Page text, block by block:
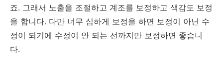
죠. 그래서 노출을 조절하고 계조를 보정하고 색감도 보정
을 합니다. 다만 너무 심하게 보정을 하면 보정이 아닌 수
정이 되기에 수정이 안 되는 선까지만 보정하면 좋습니
다.